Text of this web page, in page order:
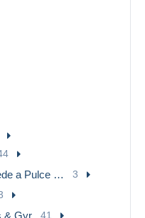
BT Emissioni Schede a Pulce Pubbliche 3
& Gyr 41